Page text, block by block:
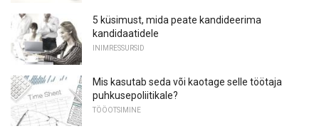
5 küsimust, mida peate kandideerima
kandidaatidele
INIMRESSURSID
Mis kasutab seda või kaotage selle töötaja
puhkusepoliitikale?
TÖÖOTSIMINE